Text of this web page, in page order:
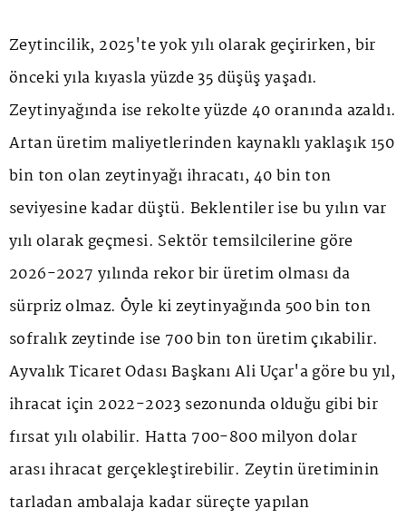
Zeytincilik, 2025'te yok yılı olarak geçirirken, bir
önceki yıla kıyasla yüzde 35 düşüş yaşadı.
Zeytinyağında ise rekolte yüzde 40 oranında azaldı.
Artan üretim maliyetlerinden kaynaklı yaklaşık 150
bin ton olan zeytinyağı ihracatı, 40 bin ton
seviyesine kadar düştü. Beklentiler ise bu yılın var
yılı olarak geçmesi. Sektör temsilcilerine göre
2026-2027 yılında rekor bir üretim olması da
sürpriz olmaz. Öyle ki zeytinyağında 500 bin ton
sofralık zeytinde ise 700 bin ton üretim çıkabilir.
Ayvalık Ticaret Odası Başkanı Ali Uçar'a göre bu yıl,
ihracat için 2022-2023 sezonunda olduğu gibi bir
fırsat yılı olabilir. Hatta 700-800 milyon dolar
arası ihracat gerçekleştirebilir. Zeytin üretiminin
tarladan ambalaja kadar süreçte yapılan